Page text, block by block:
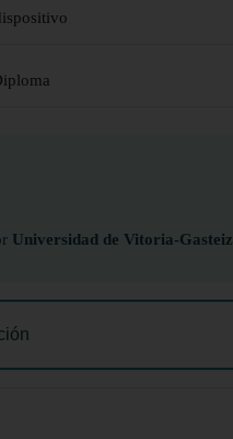
Universidad de Vitoria-Gasteiz